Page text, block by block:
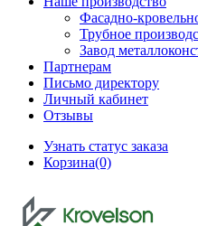
Фасадно-
Трубное
Завод
Партнерам
Письмо директору
Личный кабинет
Отзывы
Узнать статус заказа
Корзина(0)